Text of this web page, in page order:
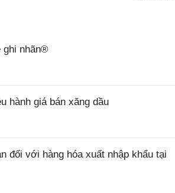
ghi nhãn®
hành giá bán xăng dầu
đối với hàng hóa xuất nhập khẩu tại